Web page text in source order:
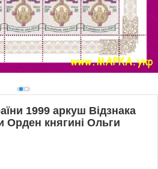
1999 аркуш Відзнака
Орден княгині Ольги